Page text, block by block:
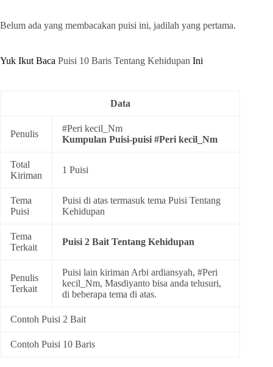
Belum ada yang membacakan puisi ini, jadilah yang pertama.
Yuk Ikut Baca Puisi 10 Baris Tentang Kehidupan Ini
Data
Penulis
#Peri kecil_Nm
Kumpulan Puisi-puisi #Peri kecil_Nm
Total
Kiriman
1 Puisi
Tema
Puisi
Puisi di atas termasuk tema Puisi Tentang
Kehidupan
Tema
Terkait
Puisi 2 Bait Tentang Kehidupan
Penulis
Terkait
Puisi lain kiriman Arbi ardiansyah, #Peri
kecil_Nm, Masdiyanto bisa anda telusuri,
di beberapa tema di atas.
Contoh Puisi 2 Bait
Contoh Puisi 10 Baris